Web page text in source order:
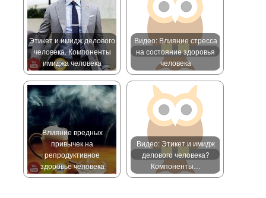
Этикет и имидж делового
человека. Компоненты
имиджа человека
Видео: Влияние стресса
на состояние здоровья
человека
Влияние вредных
привычек на
репродуктивное
здоровье человека
Видео: Этикет и имидж
делового человека?
Компоненты…